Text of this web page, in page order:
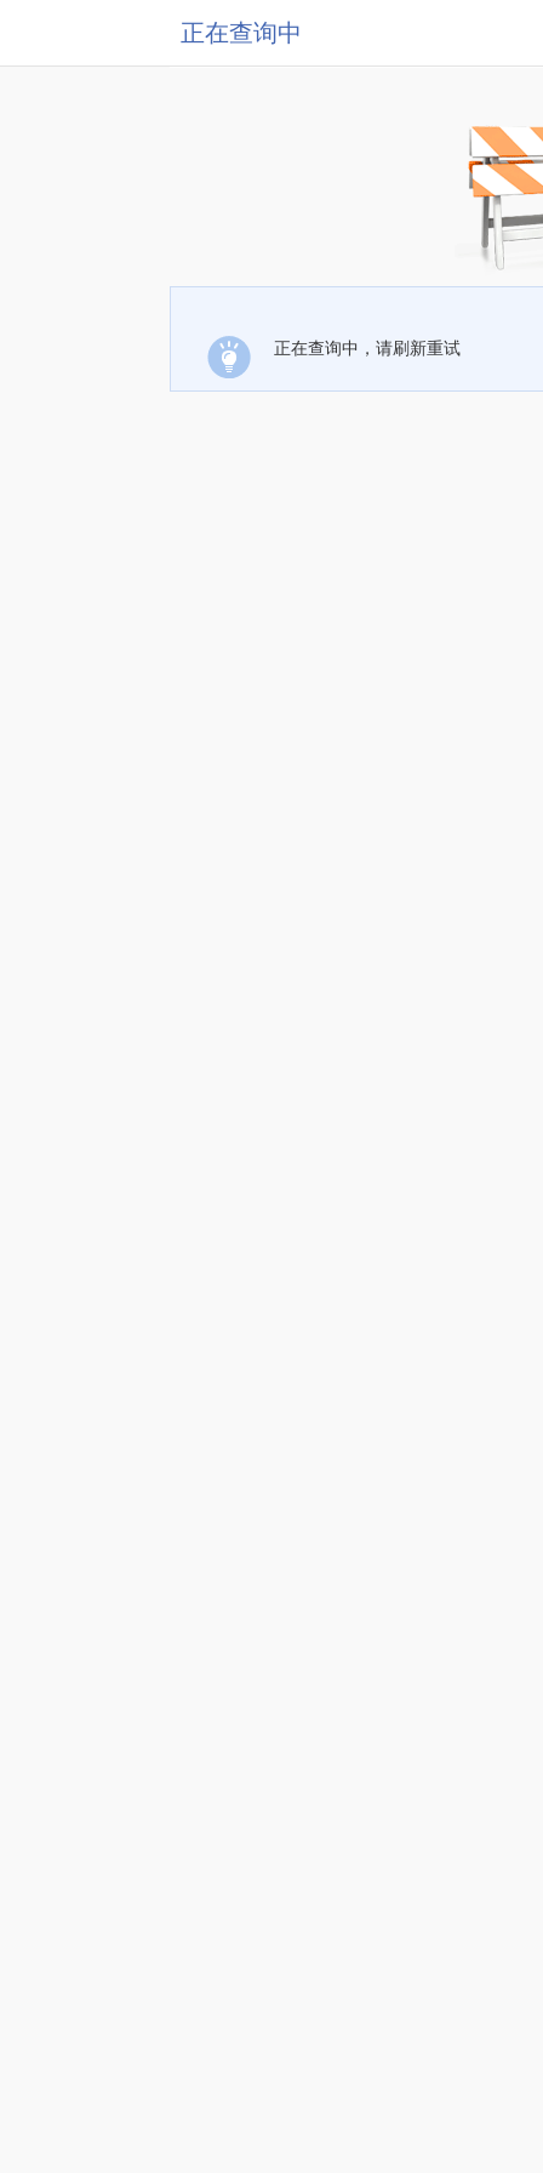
正在查询中
正在查询中，请刷新重试